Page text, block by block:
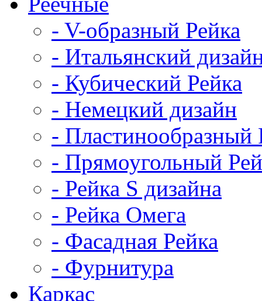
- V-образный Рейка
- Итальянский
- Кубический Рейка
- Немецкий дизайн
- Пластинообразный
- Прямоугольный
- Рейка S дизайна
- Рейка Омега
- Фасадная Рейка
- Фурнитура
Каркас